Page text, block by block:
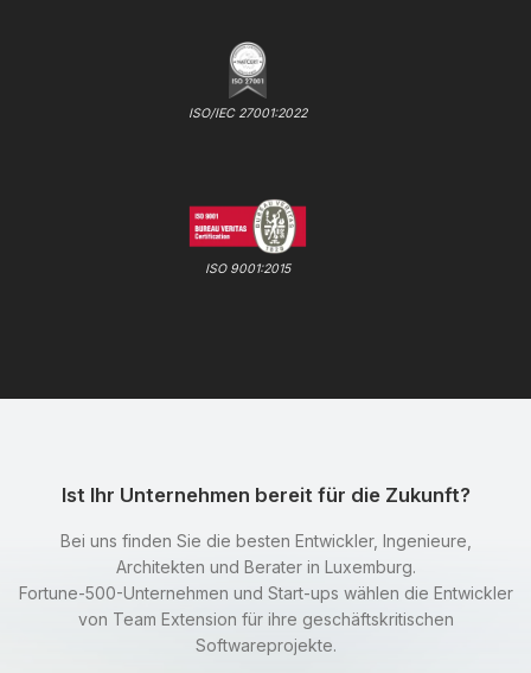
ISO/IEC 27001:2022
ISO 9001:2015
Ist Ihr Unternehmen bereit für die Zukunft?
Bei uns finden Sie die besten Entwickler, Ingenieure,
Architekten und Berater in Luxemburg.
Fortune-500-Unternehmen und Start-ups wählen die Entwickler
von Team Extension für ihre geschäftskritischen
Softwareprojekte.